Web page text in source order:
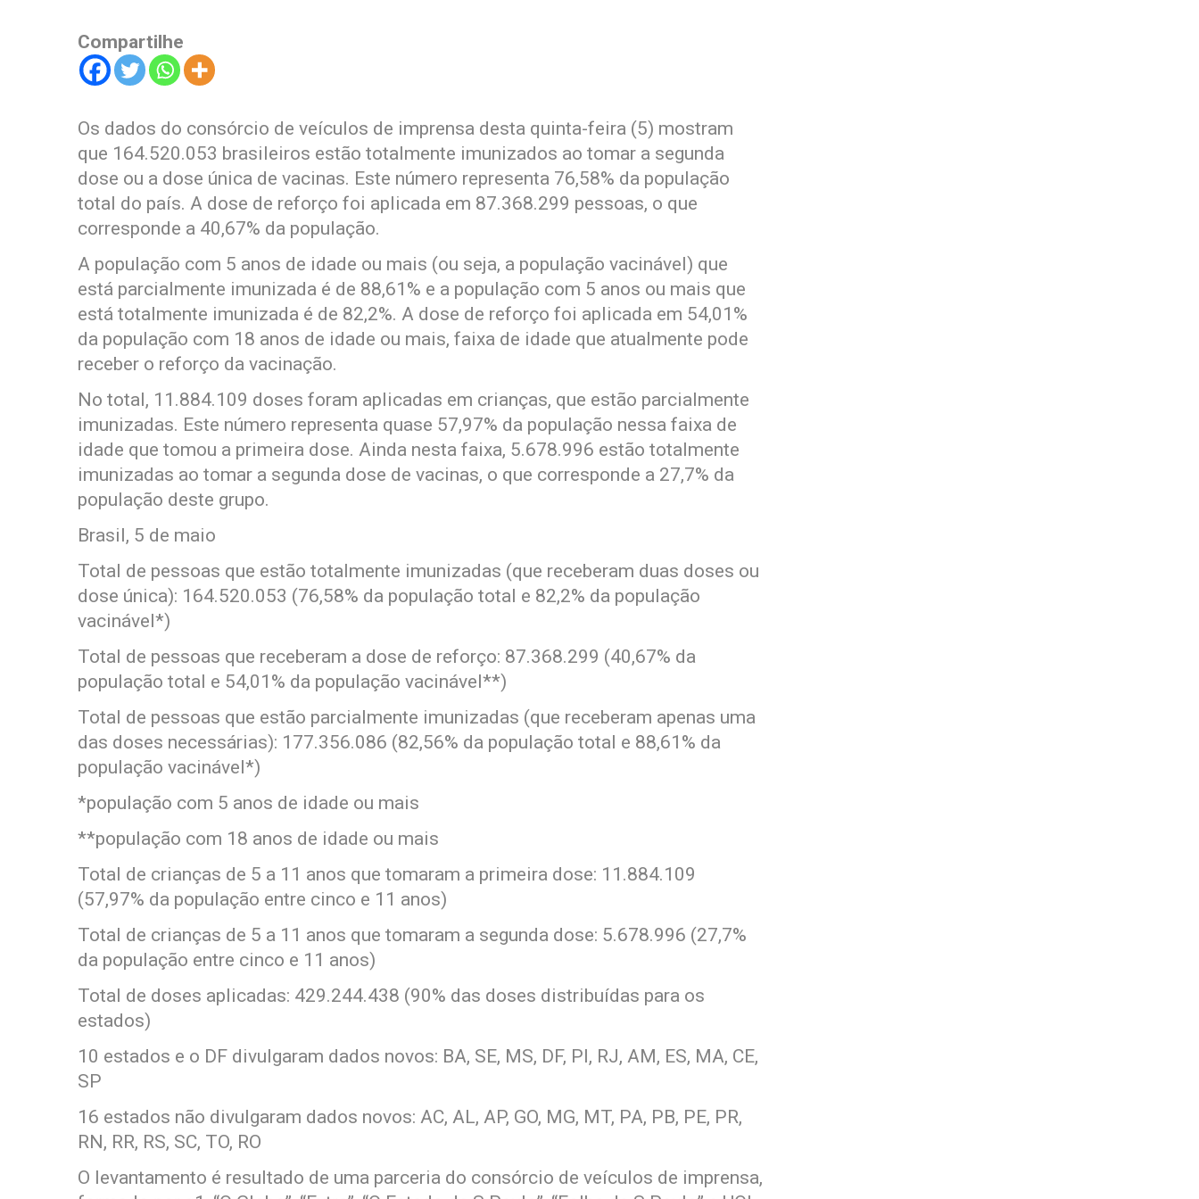
Compartilhe
Os dados do consórcio de veículos de imprensa desta quinta-feira (5) mostram
que 164.520.053 brasileiros estão totalmente imunizados ao tomar a segunda
dose ou a dose única de vacinas. Este número representa 76,58% da população
total do país. A dose de reforço foi aplicada em 87.368.299 pessoas, o que
corresponde a 40,67% da população.
A população com 5 anos de idade ou mais (ou seja, a população vacinável) que
está parcialmente imunizada é de 88,61% e a população com 5 anos ou mais que
está totalmente imunizada é de 82,2%. A dose de reforço foi aplicada em 54,01%
da população com 18 anos de idade ou mais, faixa de idade que atualmente pode
receber o reforço da vacinação.
No total, 11.884.109 doses foram aplicadas em crianças, que estão parcialmente
imunizadas. Este número representa quase 57,97% da população nessa faixa de
idade que tomou a primeira dose. Ainda nesta faixa, 5.678.996 estão totalmente
imunizadas ao tomar a segunda dose de vacinas, o que corresponde a 27,7% da
população deste grupo.
Brasil, 5 de maio
Total de pessoas que estão totalmente imunizadas (que receberam duas doses ou
dose única): 164.520.053 (76,58% da população total e 82,2% da população
vacinável*)
Total de pessoas que receberam a dose de reforço: 87.368.299 (40,67% da
população total e 54,01% da população vacinável**)
Total de pessoas que estão parcialmente imunizadas (que receberam apenas uma
das doses necessárias): 177.356.086 (82,56% da população total e 88,61% da
população vacinável*)
*população com 5 anos de idade ou mais
**população com 18 anos de idade ou mais
Total de crianças de 5 a 11 anos que tomaram a primeira dose: 11.884.109
(57,97% da população entre cinco e 11 anos)
Total de crianças de 5 a 11 anos que tomaram a segunda dose: 5.678.996 (27,7%
da população entre cinco e 11 anos)
Total de doses aplicadas: 429.244.438 (90% das doses distribuídas para os
estados)
10 estados e o DF divulgaram dados novos: BA, SE, MS, DF, PI, RJ, AM, ES, MA, CE,
SP
16 estados não divulgaram dados novos: AC, AL, AP, GO, MG, MT, PA, PB, PE, PR,
RN, RR, RS, SC, TO, RO
O levantamento é resultado de uma parceria do consórcio de veículos de imprensa,